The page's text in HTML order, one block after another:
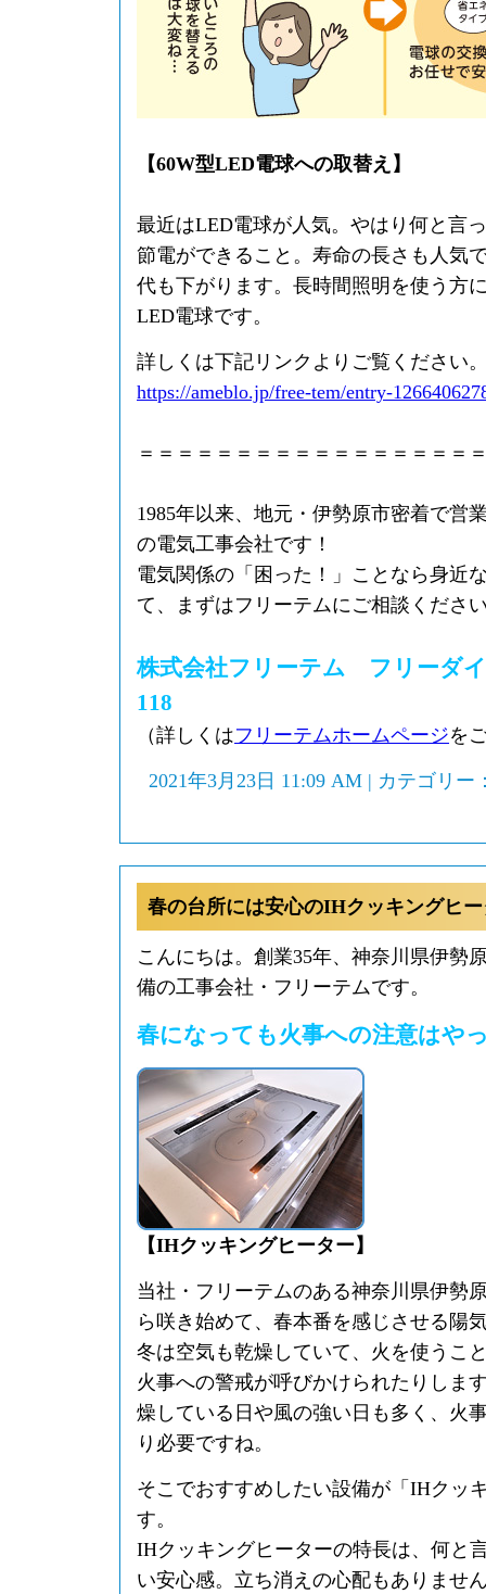
【60W型LED電球への取替え】
最近はLED電球が人気。やはり何と言
節電ができること。寿命の長さも人気
代も下がります。長時間照明を使う方
LED電球です。
詳しくは下記リンクよりご覧ください
https://ameblo.jp/free-tem/entry-
＝＝＝＝＝＝＝＝＝＝＝＝＝＝＝＝＝
1985年以来、地元・伊勢原市密着で営
の電気工事会社です！
電気関係の「困った！」ことなら身近
て、まずはフリーテムにご相談くださ
株式会社フリーテム フリーダイ
118
（詳しくはフリーテムホームページを
2021年3月23日 11:09 AM | カテゴリー
春の台所には安心のIHクッキングヒ
こんにちは。創業35年、神奈川県伊勢
備の工事会社・フリーテムです。
春になっても火事への注意はや
【IHクッキングヒーター】
当社・フリーテムのある神奈川県伊勢
ら咲き始めて、春本番を感じさせる陽
冬は空気も乾燥していて、火を使うこ
火事への警戒が呼びかけられたりしま
燥している日や風の強い日も多く、火
り必要ですね。
そこでおすすめしたい設備が「IHクッ
す。
IHクッキングヒーターの特長は、何と
い安心感。立ち消えの心配もありませ